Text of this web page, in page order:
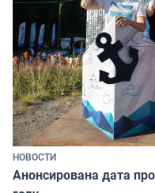
НОВОСТИ
Анонсирована дата